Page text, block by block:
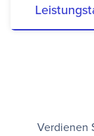
Verdienen